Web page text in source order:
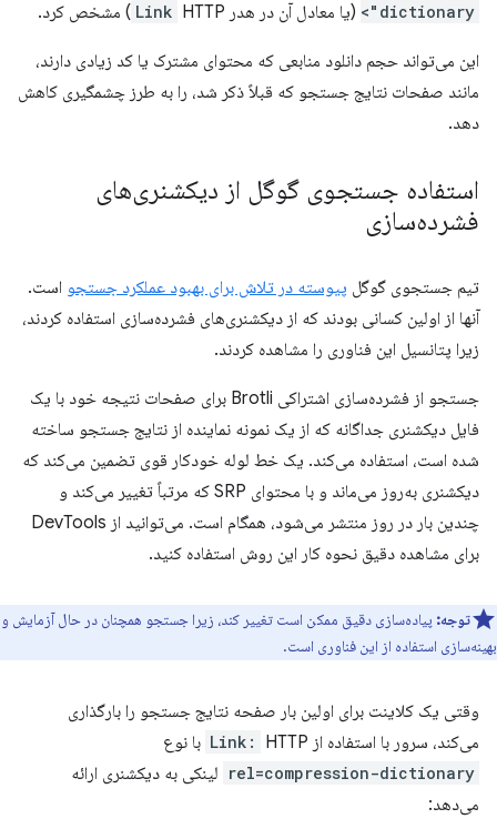
dictionary">
(یا معادل آن در هدر Link HTTP) مشخص کرد.
این می‌تواند حجم دانلود منابعی که محتوای مشترک یا کد زیادی دارند،
مانند صفحات نتایج جستجو که قبلاً ذکر شد، را به طرز چشمگیری کاهش
دهد.
استفاده جستجوی گوگل از دیکشنری‌های
فشرده‌سازی
تیم جستجوی گوگل پیوسته در تلاش برای بهبود عملکرد جستجو است.
آنها از اولین کسانی بودند که از دیکشنری‌های فشرده‌سازی استفاده کردند،
زیرا پتانسیل این فناوری را مشاهده کردند.
جستجو از فشرده‌سازی اشتراکی Brotli برای صفحات نتیجه خود با یک
فایل دیکشنری جداگانه که از یک نمونه نماینده از نتایج جستجو ساخته
شده است، استفاده می‌کند. یک خط لوله خودکار قوی تضمین می‌کند که
دیکشنری به‌روز می‌ماند و با محتوای SRP که مرتباً تغییر می‌کند و
چندین بار در روز منتشر می‌شود، همگام است. می‌توانید از DevTools
برای مشاهده دقیق نحوه کار این روش استفاده کنید.
توجه: پیاده‌سازی دقیق ممکن است تغییر کند، زیرا جستجو همچنان در حال آزمایش و
بهینه‌سازی استفاده از این فناوری است.
وقتی یک کلاینت برای اولین بار صفحه نتایج جستجو را بارگذاری
می‌کند، سرور با استفاده از
Link: HTTP با نوع
rel=compression-dictionary لینکی به دیکشنری ارائه
می‌دهد: